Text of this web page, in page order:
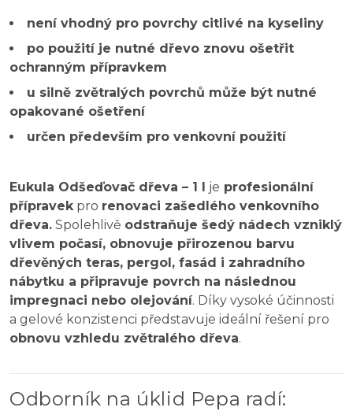
není vhodný pro povrchy citlivé na kyseliny
po použití je nutné dřevo znovu ošetřit
ochranným přípravkem
u silně zvětralých povrchů může být nutné
opakované ošetření
určen především pro venkovní použití
Eukula Odšeďovač dřeva – 1 l je profesionální
přípravekpro renovaci zašedlého venkovního
dřeva. Spolehlivě odstraňuje šedý nádech vzniklý
vlivem počasí, obnovuje přirozenou barvu
dřevěných teras, pergol, fasád i zahradního
nábytku a připravuje povrch na následnou
impregnaci nebo olejování. Díky vysoké účinnosti
a gelové konzistenci představuje ideální řešení pro
obnovu vzhledu zvětralého dřeva.
Odborník na úklid Pepa radí: